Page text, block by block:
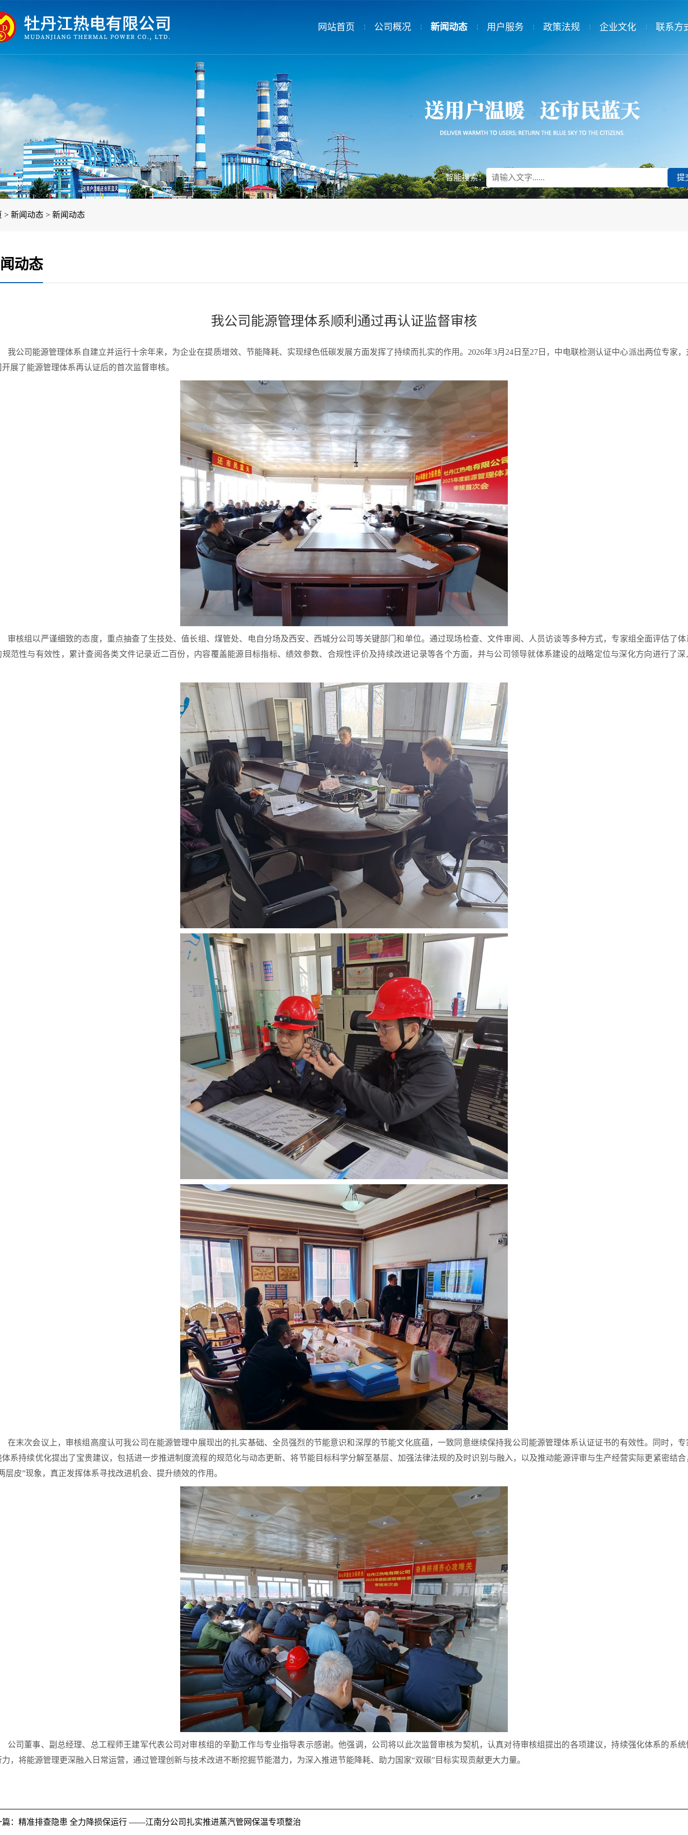
智能搜索：
网站首页 公司概况 新闻动态 用户服务
用热常识
供热投诉
政策法规
市级政策
供热协会
企业文化
民主管理
规章制度
联系方
> 新闻动态 > 新闻动态
动态
我公司能源管理体系顺利通过再认证监督审核
我公司能源管理体系自建立并运行十余年来， 为企业在提质增效、节能降耗、 实现绿色低碳发展方面发挥了持续而扎实的作用。 2026年3月24日至27日，中电联检测认证中心派出两位专家，
开展了能源管理体系再认证后的首次监督审核。
审核组以严谨细致的态度，重点抽查了生技处、值长组、煤管处、电自分场及西安、西城分公司等关键部门和单位。通过现场检查、文件审阅、人员访谈等多种方式，专家组全面评估了体
规范性与有效性，累计查阅各类文件记录近二百份，内容覆盖能源目标指标、绩效参数、合规性评价及持续改进记录等各个方面，并与公司领导就体系建设的战略定位与深化方向进行了深
在末次会议上，审核组高度认可我公司在能源管理中展现出的扎实基础、全员强烈的节能意识和深厚的节能文化底蕴，一致同意继续保持我公司能源管理体系认证证书的有效性。同时，专
体系持续优化提出了宝贵建议，包括进一步推进制度流程的规范化与动态更新、将节能目标科学分解至基层、加强法律法规的及时识别与融入，以及推动能源评审与生产经营实际更紧密结合
层皮”现象，真正发挥体系寻找改进机会、提升绩效的作用。
公司董事、副总经理、总工程师王建军代表公司对审核组的辛勤工作与专业指导表示感谢。他强调，公司将以此次监督审核为契机，认真对待审核组提出的各项建议，持续强化体系的系统
力，将能源管理更深融入日常运营，通过管理创新与技术改进不断挖掘节能潜力，为深入推进节能降耗、助力国家“双碳”目标实现贡献更大力量。
篇：精准排查隐患 全力降损保运行 ——江南分公司扎实推进蒸汽管网保温专项整治